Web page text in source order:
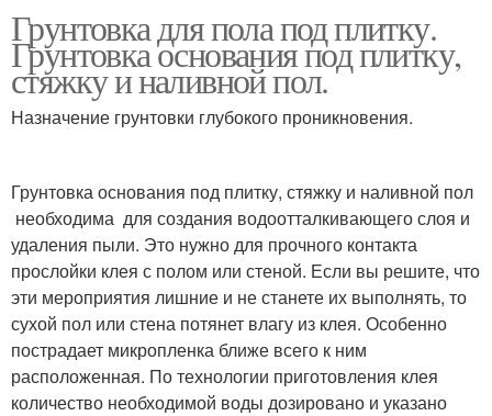
Грунтовка для пола под плитку.
Грунтовка основания под плитку,
стяжку и наливной пол.
Назначение грунтовки глубокого проникновения.
Грунтовка основания под плитку, стяжку и наливной пол
необходима для создания водоотталкивающего слоя и
удаления пыли. Это нужно для прочного контакта
прослойки клея с полом или стеной. Если вы решите, что
эти мероприятия лишние и не станете их выполнять, то
сухой пол или стена потянет влагу из клея. Особенно
пострадает микропленка ближе всего к ним
расположенная. По технологии приготовления клея
количество необходимой воды дозировано и указано